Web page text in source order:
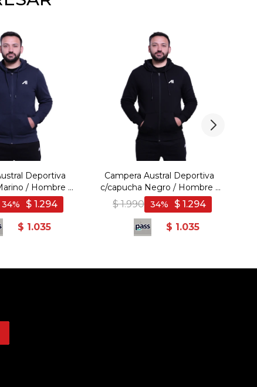
Deportiva
/ Hombre -
$ 1.294
34
$ 1.035
Campera Austral Deportiva
c/capucha Negro / Hombre -
Negro
$ 1.990 $ 1.294
34
$ 1.035